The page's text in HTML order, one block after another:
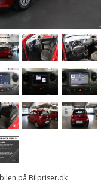
på Bilpriser.dk